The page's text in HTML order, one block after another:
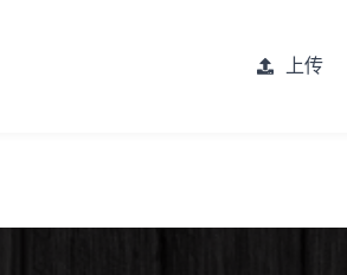
上传